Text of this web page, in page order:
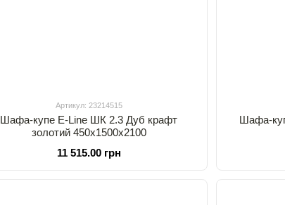
Артикул: 23214515
Шафа-купе E-Line ШК 2.3 Дуб крафт
золотий 450x1500x2100
11 515.00 грн
Шафа-